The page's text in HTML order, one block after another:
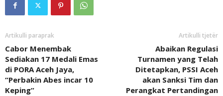
Artikulli paraprak
Cabor Menembak
Sediakan 17 Medali Emas
di PORA Aceh Jaya,
“Perbakin Abes incar 10
Keping”
Artikulli tjetër
Abaikan Regulasi
Turnamen yang Telah
Ditetapkan, PSSI Aceh
akan Sanksi Tim dan
Perangkat Pertandingan